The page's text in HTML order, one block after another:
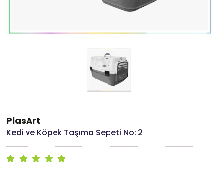
PlasArt
Kedi ve Köpek Taşıma Sepeti No: 2